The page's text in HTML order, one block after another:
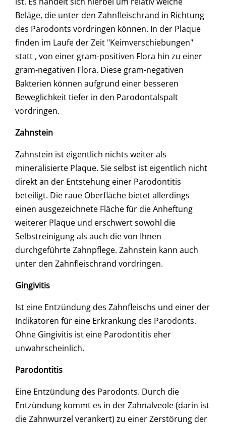
Beläge, die unter den Zahnfleischrand in Richtung
des Parodonts vordringen können. In der Plaque
finden im Laufe der Zeit "Keimverschiebungen"
statt , von einer gram-positiven Flora hin zu einer
gram-negativen Flora. Diese gram-negativen
Bakterien können aufgrund einer besseren
Beweglichkeit tiefer in den Parodontalspalt
vordringen.
Zahnstein
Zahnstein ist eigentlich nichts weiter als
mineralisierte Plaque. Sie selbst ist eigentlich nicht
direkt an der Entstehung einer Parodontitis
beteiligt. Die raue Oberfläche bietet allerdings
einen ausgezeichnete Fläche für die Anheftung
weiterer Plaque und erschwert sowohl die
Selbstreinigung als auch die von Ihnen
durchgeführte Zahnpflege. Zahnstein kann auch
unter den Zahnfleischrand vordringen.
Gingivitis
Ist eine Entzündung des Zahnfleischs und einer der
Indikatoren für eine Erkrankung des Parodonts.
Ohne Gingivitis ist eine Parodontitis eher
unwahrscheinlich.
Parodontitis
Eine Entzündung des Parodonts. Durch die
Entzündung kommt es in der Zahnalveole (darin ist
die Zahnwurzel verankert) zu einer Zerstörung der